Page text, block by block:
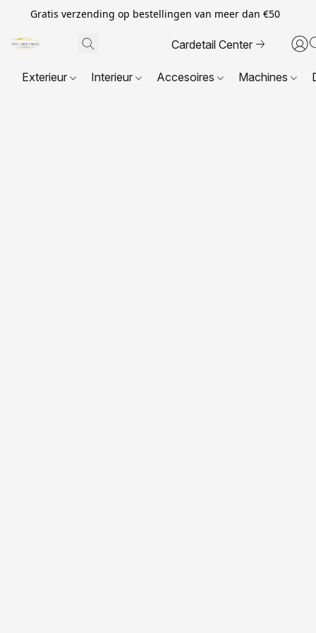
Gratis verzending op bestellingen van meer dan €50
Cardetail Center
Exterieur Interieur Accesoires Machines